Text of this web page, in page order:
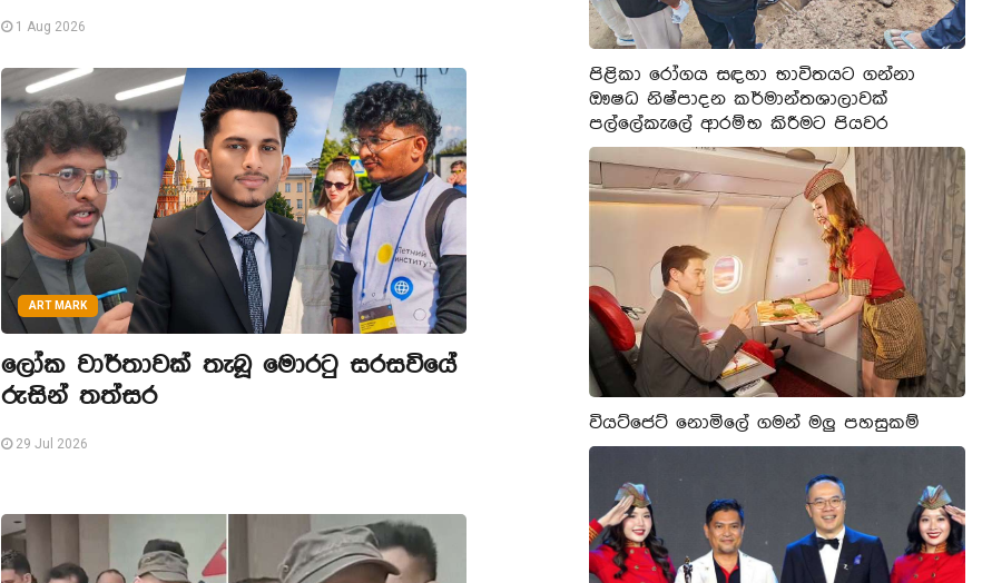
1 Aug 2026
ART MARK
ලෝක වාර්තාවක් තැබූ මොරටු සරසවියේ
රුසින් තත්සර
29 Jul 2026
පිළිකා රෝගය සඳහා භාවිතයට ගන්නා
ඖෂධ නිෂ්පාදන කර්මාන්තශාලාවක්
පල්ලේකැලේ ආරම්භ කිරීමට පියවර
වියට්ජෙට් නොමිලේ ගමන් මලු පහසුකම්